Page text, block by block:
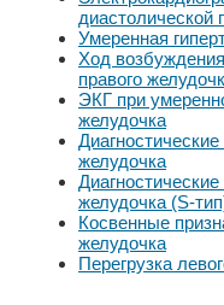
диастолической
Умеренная
Ход
правого
ЭКГ при
желудочка
желудочка
желудочка (S-
Косвенные
желудочка
Перегрузка